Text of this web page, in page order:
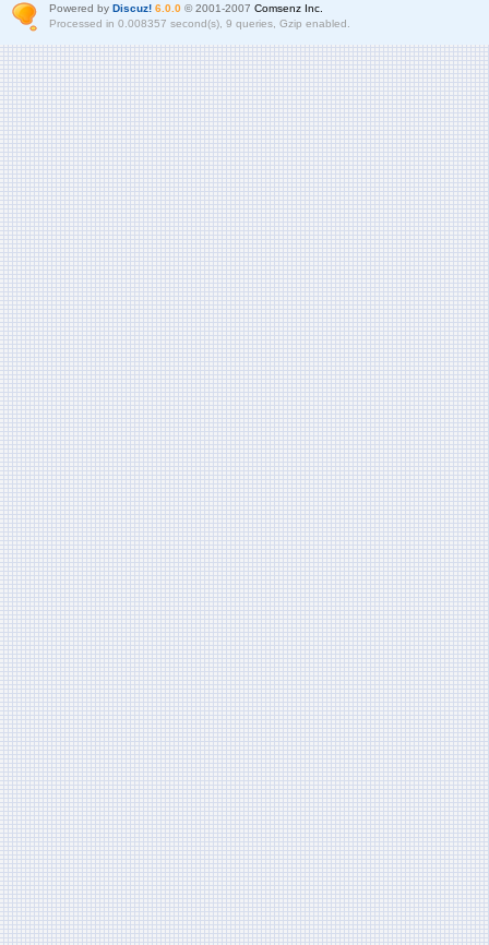
Powered by Discuz! 6.0.0© 2001-2007 Comsenz Inc.
Processed in 0.008357 second(s), 9 queries, Gzip enabled.